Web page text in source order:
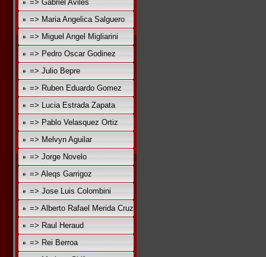
=> Gabriel Aviles
=> Maria Angelica Salguero
=> Miguel Angel Migliarini
=> Pedro Oscar Godinez
=> Julio Bepre
=> Ruben Eduardo Gomez
=> Lucia Estrada Zapata
=> Pablo Velasquez Ortiz
=> Melvyn Aguilar
=> Jorge Novelo
=> Aleqs Garrigoz
=> Jose Luis Colombini
=> Alberto Rafael Merida Cruz
=> Raul Heraud
=> Rei Berroa